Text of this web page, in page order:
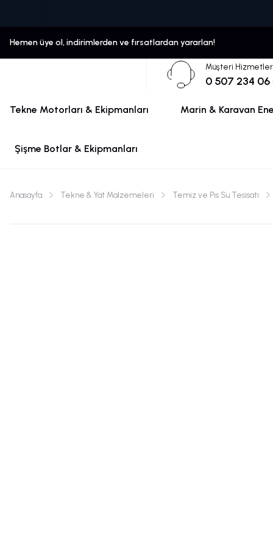
Hemen üye ol, indirimlerden ve fırsatlardan yararlan!
Müşteri
0 507 234 06
Tekne Motorları & Ekipmanları Marin & Karavan
Şişme Botlar & Ekipmanları
Anasayfa Tekne & Yat Malzemeleri Temiz ve Pis Su Tesisatı